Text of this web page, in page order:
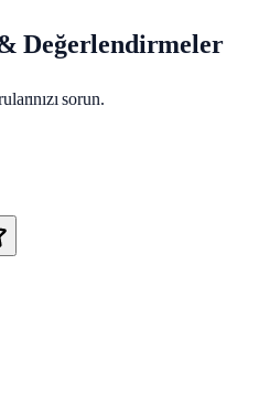
Değerlendirmeler
sorun.